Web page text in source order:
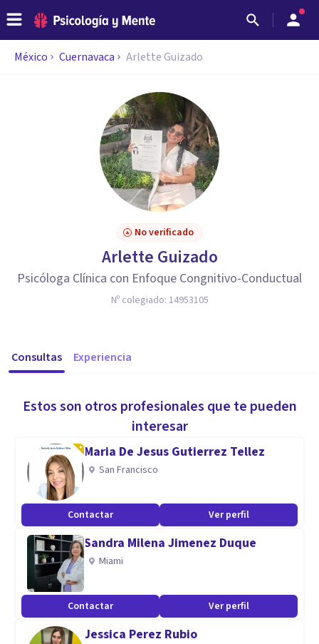
México Cuernavaca Arlette Guizado
No verificado
Arlette Guizado
Psicóloga Clínica con Enfoque Congnitivo-Conductual
Nº colegiado: 14953105
Consultas Experiencia
Estos son otros profesionales que te pueden
interesar
Maria De Jesus Gutierrez Tellez
San Francisco
Contactar Ver perfil
Sandra Milena Jimenez Duque
Miami
Contactar Ver perfil
Jessica Perez Rubio